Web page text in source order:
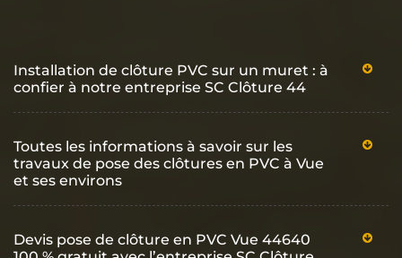
Installation de clôture PVC sur un muret : à
confier à notre entreprise SC Clôture 44
Toutes les informations à savoir sur les
travaux de pose des clôtures en PVC à Vue
et ses environs
Devis pose de clôture en PVC Vue 44640